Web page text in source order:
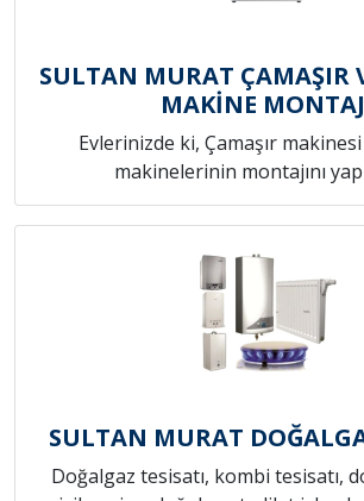
SULTAN MURAT ÇAMAŞIR
MAKİNE
Evlerinizde ki, Çamaşır
makinelerinin montajını
SULTAN MURAT
Doğalgaz tesisatı, kombi tesisatı,